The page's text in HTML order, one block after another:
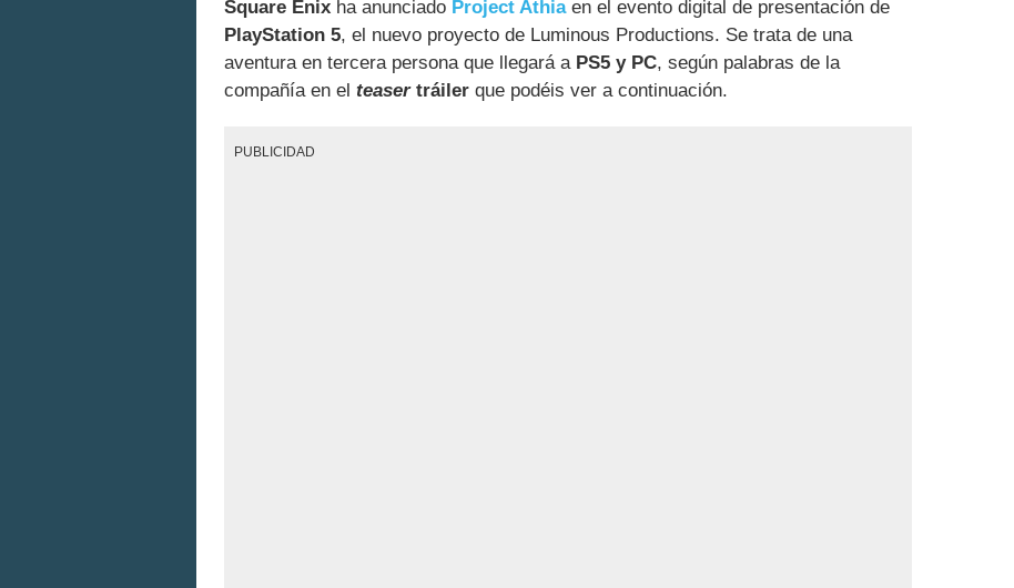
Square Enix ha anunciado Project Athiaen el evento digital de presentación de
PlayStation 5, el nuevo proyecto de Luminous Productions. Se trata de una
aventura en tercera persona que llegará a PS5 y PC, según palabras de la
compañía en el teasertráiler que podéis ver a continuación.
PUBLICIDAD